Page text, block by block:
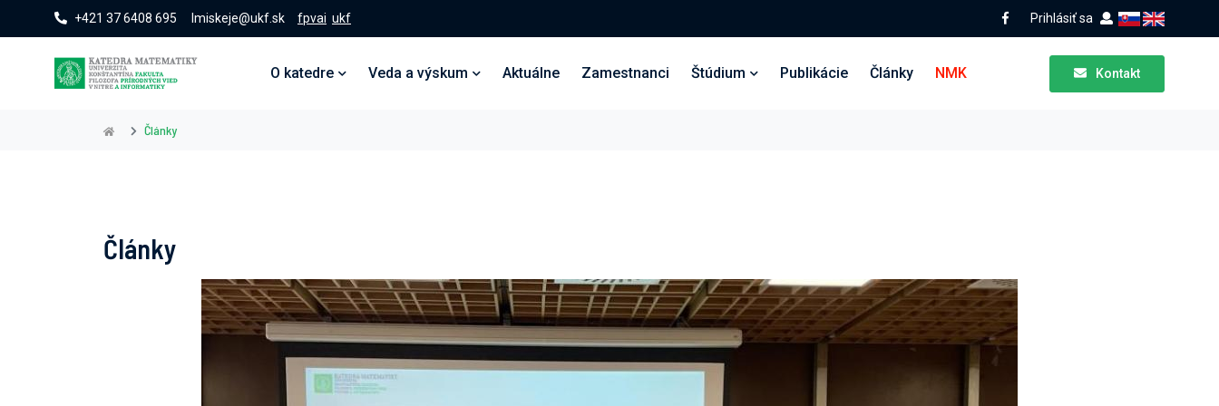
+421 37 6408 695 lmiskeje@ukf.sk fpvai ukf Prihlásiť sa
O katedre Veda a výskum Aktuálne Zamestnanci Štúdium Publikácie Články NMK Kontakt
Články
Články